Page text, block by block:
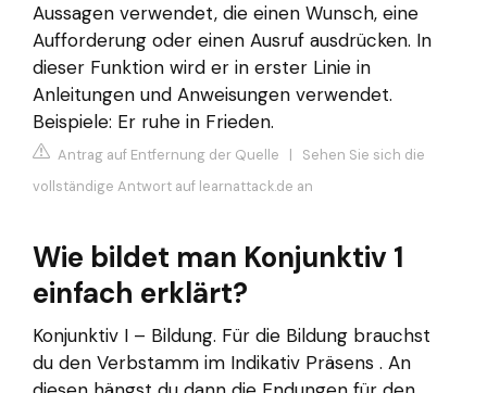
Aussagen verwendet, die einen Wunsch, eine
Aufforderung oder einen Ausruf ausdrücken. In
dieser Funktion wird er in erster Linie in
Anleitungen und Anweisungen verwendet.
Beispiele: Er ruhe in Frieden.
Antrag auf Entfernung der Quelle | Sehen Sie sich die
vollständige Antwort auf learnattack.de an
Wie bildet man Konjunktiv 1
einfach erklärt?
Konjunktiv I – Bildung. Für die Bildung brauchst
du den Verbstamm im Indikativ Präsens . An